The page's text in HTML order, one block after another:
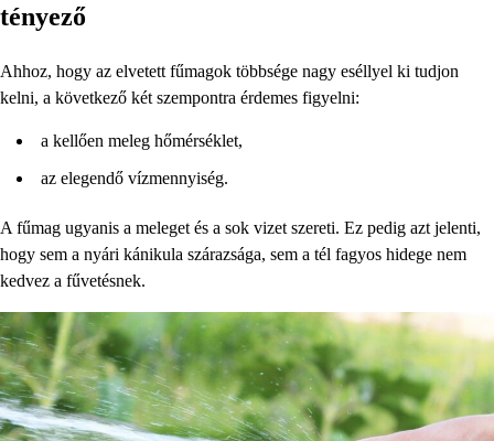
tényező
Ahhoz, hogy az elvetett fűmagok többsége nagy eséllyel ki tudjon
kelni, a következő két szempontra érdemes figyelni:
a kellően meleg hőmérséklet,
az elegendő vízmennyiség.
A fűmag ugyanis a meleget és a sok vizet szereti. Ez pedig azt jelenti,
hogy sem a nyári kánikula szárazsága, sem a tél fagyos hidege nem
kedvez a fűvetésnek.